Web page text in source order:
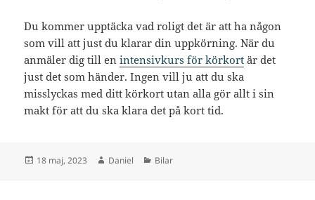
Du kommer upptäcka vad roligt det är att ha någon
som vill att just du klarar din uppkörning. När du
anmäler dig till enintensivkurs för körkort är det
just det som händer. Ingen vill ju att du ska
misslyckas med ditt körkort utan alla gör allt i sin
makt för att du ska klara det på kort tid.
Postat
18 maj, 2023 Författare
Daniel Kategorier
Bilar